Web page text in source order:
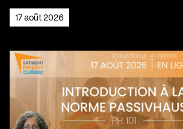
17 août 2026